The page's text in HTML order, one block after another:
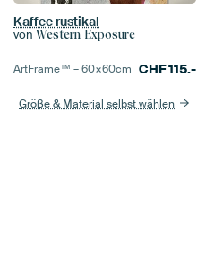
Kaffee rustikal
von Western Exposure
ArtFrame™ –60×60cm CHF115.-
Größe & Material selbst wählen